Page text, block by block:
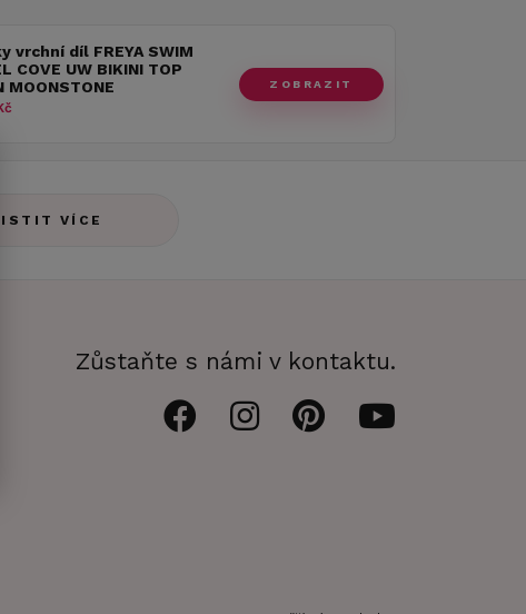
vrchní díl FREYA SWIM
COVE UW BIKINI TOP
MOONSTONE
ZOBRAZIT
VÍCE
Zůstaňte s námi v kontaktu.